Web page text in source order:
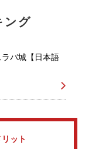
ング
バ城【日本語
ット